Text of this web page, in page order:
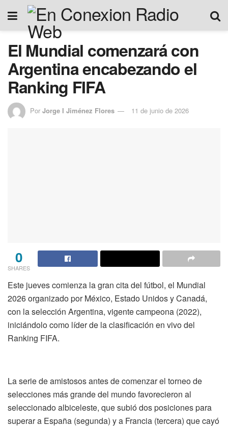
El Mundial comenzará con
Argentina encabezando el
Ranking FIFA
Por Jorge I Jiménez Flores 11 de junio de 2026
0
SHARES
Este jueves comienza la gran cita del fútbol, el Mundial
2026 organizado por México, Estado Unidos y Canadá,
con la selección Argentina, vigente campeona (2022),
iniciándolo como líder de la clasificación en vivo del
Ranking FIFA.
La serie de amistosos antes de comenzar el torneo de
selecciones más grande del mundo favorecieron al
seleccionado albiceleste, que subió dos posiciones para
superar a España (segunda) y a Francia (tercera) que cayó